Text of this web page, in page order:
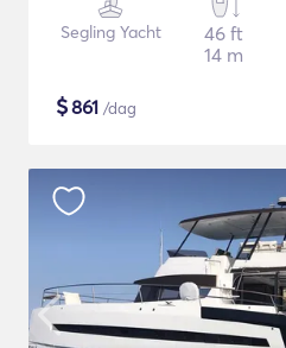
Segling Yacht
46 ft
14 m
$861 /dag